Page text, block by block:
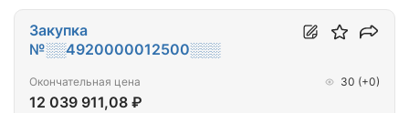
многоквартирных домов (ПРОЕКТ+СМР) (г.
Североморск_2МКД)
Закупка
№░░4920000012500░░░
Окончательная цена
12 039 911,08 ₽
30 (+0)